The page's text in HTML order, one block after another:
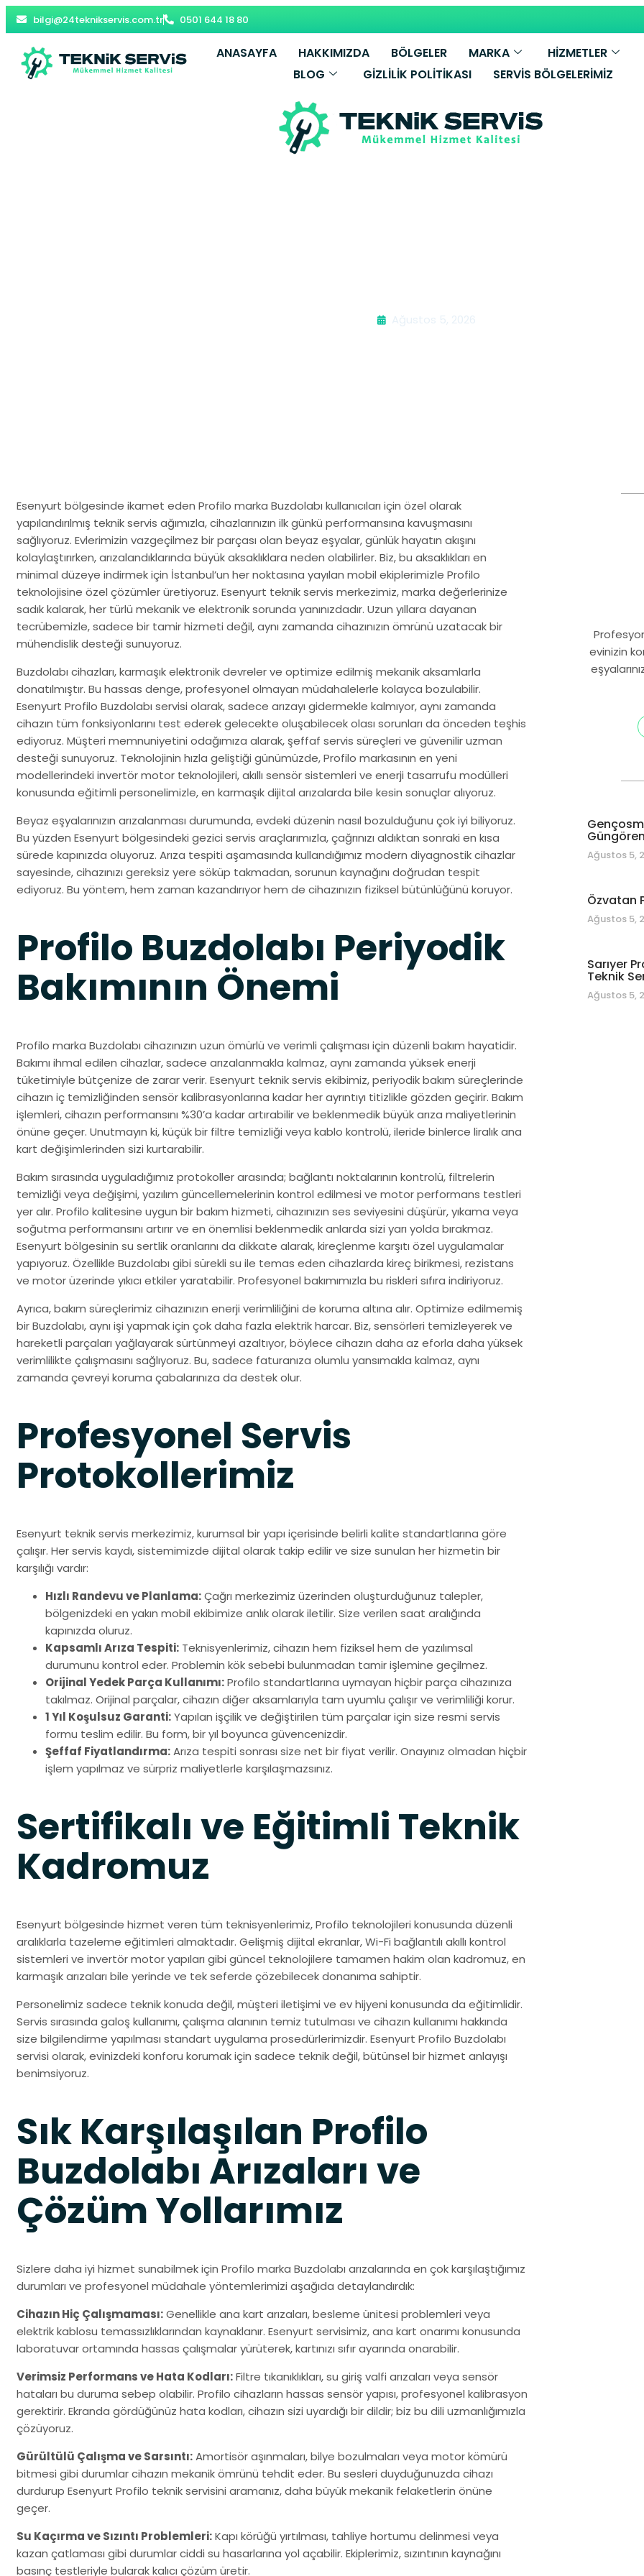
bilgi@24teknikservis.com.tr 0501 644 18 80
ANASAYFA HAKKIMIZDA BÖLGELER MARKA HİZMETLER
BLOG
GIZLILIK POLITIKASI SERVIS BÖLGELERIMIZ
Ağustos 5, 2026
Esenyurt bölgesinde ikamet eden Profilo marka Buzdolabı kullanıcıları için özel olarak
yapılandırılmış teknik servis ağımızla, cihazlarınızın ilk günkü performansına kavuşmasını
sağlıyoruz. Evlerimizin vazgeçilmez bir parçası olan beyaz eşyalar, günlük hayatın akışını
kolaylaştırırken, arızalandıklarında büyük aksaklıklara neden olabilirler. Biz, bu aksaklıkları en
minimal düzeye indirmek için İstanbul’un her noktasına yayılan mobil ekiplerimizle Profilo
teknolojisine özel çözümler üretiyoruz. Esenyurt teknik servis merkezimiz, marka değerlerinize
sadık kalarak, her türlü mekanik ve elektronik sorunda yanınızdadır. Uzun yıllara dayanan
tecrübemizle, sadece bir tamir hizmeti değil, aynı zamanda cihazınızın ömrünü uzatacak bir
mühendislik desteği sunuyoruz.
Buzdolabı cihazları, karmaşık elektronik devreler ve optimize edilmiş mekanik aksamlarla
donatılmıştır. Bu hassas denge, profesyonel olmayan müdahalelerle kolayca bozulabilir.
Esenyurt Profilo Buzdolabı servisi olarak, sadece arızayı gidermekle kalmıyor, aynı zamanda
cihazın tüm fonksiyonlarını test ederek gelecekte oluşabilecek olası sorunları da önceden teşhis
ediyoruz. Müşteri memnuniyetini odağımıza alarak, şeffaf servis süreçleri ve güvenilir uzman
desteği sunuyoruz. Teknolojinin hızla geliştiği günümüzde, Profilo markasının en yeni
modellerindeki invertör motor teknolojileri, akıllı sensör sistemleri ve enerji tasarrufu modülleri
konusunda eğitimli personelimizle, en karmaşık dijital arızalarda bile kesin sonuçlar alıyoruz.
Beyaz eşyalarınızın arızalanması durumunda, evdeki düzenin nasıl bozulduğunu çok iyi biliyoruz.
Bu yüzden Esenyurt bölgesindeki gezici servis araçlarımızla, çağrınızı aldıktan sonraki en kısa
sürede kapınızda oluyoruz. Arıza tespiti aşamasında kullandığımız modern diyagnostik cihazlar
sayesinde, cihazınızı gereksiz yere söküp takmadan, sorunun kaynağını doğrudan tespit
ediyoruz. Bu yöntem, hem zaman kazandırıyor hem de cihazınızın fiziksel bütünlüğünü koruyor.
Profilo Buzdolabı Periyodik
Bakımının Önemi
Profilo marka Buzdolabı cihazınızın uzun ömürlü ve verimli çalışması için düzenli bakım hayatidir.
Bakımı ihmal edilen cihazlar, sadece arızalanmakla kalmaz, aynı zamanda yüksek enerji
tüketimiyle bütçenize de zarar verir. Esenyurt teknik servis ekibimiz, periyodik bakım süreçlerinde
cihazın iç temizliğinden sensör kalibrasyonlarına kadar her ayrıntıyı titizlikle gözden geçirir. Bakım
işlemleri, cihazın performansını %30’a kadar artırabilir ve beklenmedik büyük arıza maliyetlerinin
önüne geçer. Unutmayın ki, küçük bir filtre temizliği veya kablo kontrolü, ileride binlerce liralık ana
kart değişimlerinden sizi kurtarabilir.
Bakım sırasında uyguladığımız protokoller arasında; bağlantı noktalarının kontrolü, filtrelerin
temizliği veya değişimi, yazılım güncellemelerinin kontrol edilmesi ve motor performans testleri
yer alır. Profilo kalitesine uygun bir bakım hizmeti, cihazınızın ses seviyesini düşürür, yıkama veya
soğutma performansını artırır ve en önemlisi beklenmedik anlarda sizi yarı yolda bırakmaz.
Esenyurt bölgesinin su sertlik oranlarını da dikkate alarak, kireçlenme karşıtı özel uygulamalar
yapıyoruz. Özellikle Buzdolabı gibi sürekli su ile temas eden cihazlarda kireç birikmesi, rezistans
ve motor üzerinde yıkıcı etkiler yaratabilir. Profesyonel bakımımızla bu riskleri sıfıra indiriyoruz.
Ayrıca, bakım süreçlerimiz cihazınızın enerji verimliliğini de koruma altına alır. Optimize edilmemiş
bir Buzdolabı, aynı işi yapmak için çok daha fazla elektrik harcar. Biz, sensörleri temizleyerek ve
hareketli parçaları yağlayarak sürtünmeyi azaltıyor, böylece cihazın daha az eforla daha yüksek
verimlilikte çalışmasını sağlıyoruz. Bu, sadece faturanıza olumlu yansımakla kalmaz, aynı
zamanda çevreyi koruma çabalarınıza da destek olur.
Profesyonel Servis
Protokollerimiz
Esenyurt teknik servis merkezimiz, kurumsal bir yapı içerisinde belirli kalite standartlarına göre
çalışır. Her servis kaydı, sistemimizde dijital olarak takip edilir ve size sunulan her hizmetin bir
karşılığı vardır:
Hızlı Randevu ve Planlama:Çağrı merkezimiz üzerinden oluşturduğunuz talepler,
bölgenizdeki en yakın mobil ekibimize anlık olarak iletilir. Size verilen saat aralığında
kapınızda oluruz.
Kapsamlı Arıza Tespiti: Teknisyenlerimiz, cihazın hem fiziksel hem de yazılımsal
durumunu kontrol eder. Problemin kök sebebi bulunmadan tamir işlemine geçilmez.
Orijinal Yedek Parça Kullanımı:Profilo standartlarına uymayan hiçbir parça cihazınıza
takılmaz. Orijinal parçalar, cihazın diğer aksamlarıyla tam uyumlu çalışır ve verimliliği korur.
1 Yıl Koşulsuz Garanti:Yapılan işçilik ve değiştirilen tüm parçalar için size resmi servis
formu teslim edilir. Bu form, bir yıl boyunca güvencenizdir.
Şeffaf Fiyatlandırma:Arıza tespiti sonrası size net bir fiyat verilir. Onayınız olmadan hiçbir
işlem yapılmaz ve sürpriz maliyetlerle karşılaşmazsınız.
Sertifikalı ve Eğitimli Teknik
Kadromuz
Esenyurt bölgesinde hizmet veren tüm teknisyenlerimiz, Profilo teknolojileri konusunda düzenli
aralıklarla tazeleme eğitimleri almaktadır. Gelişmiş dijital ekranlar, Wi-Fi bağlantılı akıllı kontrol
sistemleri ve invertör motor yapıları gibi güncel teknolojilere tamamen hakim olan kadromuz, en
karmaşık arızaları bile yerinde ve tek seferde çözebilecek donanıma sahiptir.
Personelimiz sadece teknik konuda değil, müşteri iletişimi ve ev hijyeni konusunda da eğitimlidir.
Servis sırasında galoş kullanımı, çalışma alanının temiz tutulması ve cihazın kullanımı hakkında
size bilgilendirme yapılması standart uygulama prosedürlerimizdir. Esenyurt Profilo Buzdolabı
servisi olarak, evinizdeki konforu korumak için sadece teknik değil, bütünsel bir hizmet anlayışı
benimsiyoruz.
Sık Karşılaşılan Profilo
Buzdolabı Arızaları ve
Çözüm Yollarımız
Sizlere daha iyi hizmet sunabilmek için Profilo marka Buzdolabı arızalarında en çok karşılaştığımız
durumları ve profesyonel müdahale yöntemlerimizi aşağıda detaylandırdık:
Cihazın Hiç Çalışmaması:Genellikle ana kart arızaları, besleme ünitesi problemleri veya
elektrik kablosu temassızlıklarından kaynaklanır. Esenyurt servisimiz, ana kart onarımı konusunda
laboratuvar ortamında hassas çalışmalar yürüterek, kartınızı sıfır ayarında onarabilir.
Verimsiz Performans ve Hata Kodları:Filtre tıkanıklıkları, su giriş valfi arızaları veya sensör
hataları bu duruma sebep olabilir. Profilo cihazların hassas sensör yapısı, profesyonel kalibrasyon
gerektirir. Ekranda gördüğünüz hata kodları, cihazın sizi uyardığı bir dildir; biz bu dili uzmanlığımızla
çözüyoruz.
Gürültülü Çalışma ve Sarsıntı:Amortisör aşınmaları, bilye bozulmaları veya motor kömürü
bitmesi gibi durumlar cihazın mekanik ömrünü tehdit eder. Bu sesleri duyduğunuzda cihazı
durdurup Esenyurt Profilo teknik servisini aramanız, daha büyük mekanik felaketlerin önüne
geçer.
Su Kaçırma ve Sızıntı Problemleri:Kapı körüğü yırtılması, tahliye hortumu delinmesi veya
kazan çatlaması gibi durumlar ciddi su hasarlarına yol açabilir. Ekiplerimiz, sızıntının kaynağını
basınç testleriyle bularak kalıcı çözüm üretir.
evinizin
Ağustos 5,
Özvatan
Ağustos 5,
Sarıyer
Teknik
Ağustos 5,